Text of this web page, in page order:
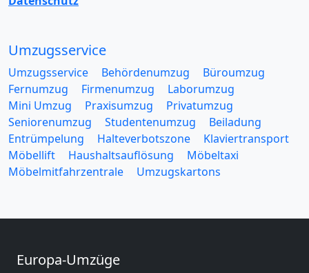
Umzugsservice
Umzugsservice Behördenumzug
Büroumzug
Fernumzug
Firmenumzug
Laborumzug
Mini Umzug
Praxisumzug
Privatumzug
Seniorenumzug
Studentenumzug
Beiladung
Entrümpelung
Halteverbotszone
Klaviertransport
Möbellift
Haushaltsauflösung
Möbeltaxi
Möbelmitfahrzentrale
Umzugskartons
Europa-Umzüge